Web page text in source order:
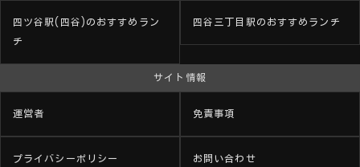
四ツ谷駅(四谷)のおすすめラン
チ
四谷三丁目駅のおすすめランチ
サイト情報
運営者 免責事項
プライバシーポリシー お問い合わせ